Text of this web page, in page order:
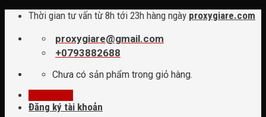
Skip
content
Thời gian tư vấn từ 8h tới 23h hàng ngày proxygiare.com
proxygiare@gmail.com
+0793882688
Chưa có sản phẩm trong giỏ hàng.
Đăng ký tài khoản